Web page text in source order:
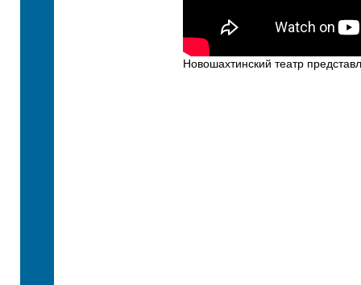
Новошахтинский театр